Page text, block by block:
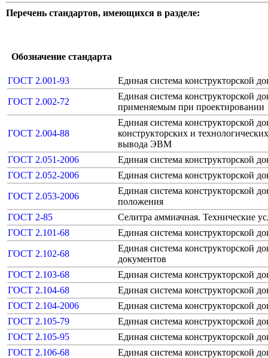
Перечень стандартов, имеющихся в разделе:
Обозначение стандарта
ГОСТ 2.001-93 Единая система конструкторской
ГОСТ 2.002-72
Единая система конструкторской
применяемым при проектировании
ГОСТ 2.004-88
Единая система конструкторской
конструкторских и
вывода ЭВМ
ГОСТ 2.051-2006
Единая система конструкторской
ГОСТ 2.052-2006
Единая система конструкторской
ГОСТ 2.053-2006
Единая система конструкторской
положения
ГОСТ 2-85
Селитра аммиачная. Технические
ГОСТ 2.101-68
Единая система конструкторской
ГОСТ 2.102-68
Единая система конструкторской
документов
ГОСТ 2.103-68
Единая система конструкторской
ГОСТ 2.104-68
Единая система конструкторской
ГОСТ 2.104-2006
Единая система конструкторской
ГОСТ 2.105-79
Единая система конструкторской
ГОСТ 2.105-95
Единая система конструкторской
ГОСТ 2.106-68
Единая система конструкторской